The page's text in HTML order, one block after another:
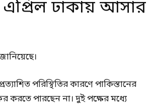
এপ্রিল ঢাকায় আসার
পরিস্থিতির কারণে পাকিস্তানের
করতে পারছেন না। দুই পক্ষের মধ্যে